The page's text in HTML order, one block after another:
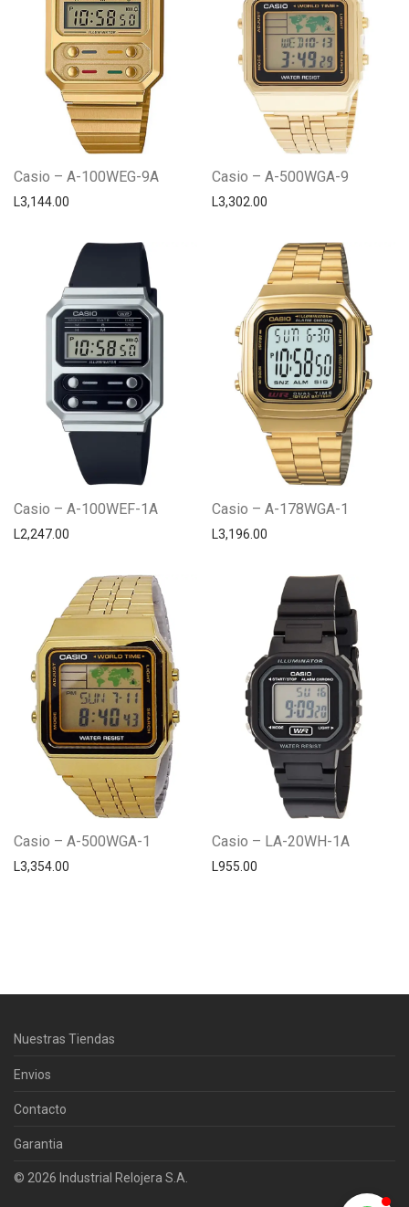
Casio – A-100WEG-9A
L3,144.00
Casio – A-500WGA-9
L3,302.00
Casio – A-100WEF-1A
L2,247.00
Casio – A-178WGA-1
L3,196.00
Casio – A-500WGA-1
L3,354.00
Casio – LA-20WH-1A
L955.00
Nuestras Tiendas
Envios
Contacto
Garantia
© 2026 Industrial Relojera S.A.